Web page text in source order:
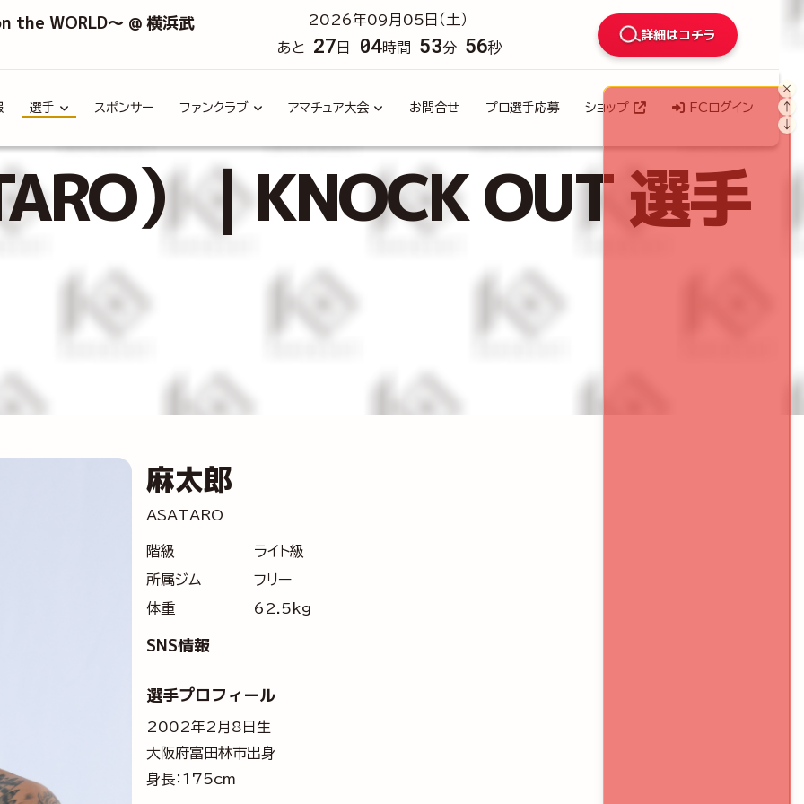
the WORLD～ @ 横浜武
2026年09月05日（土）
あと
27 日 04時間 53分 54秒
詳細はコチラ
選手 スポンサー ファンクラブ アマチュア大会 お問合せ プロ選手応募 ショップ FCログイン
）｜KNOCK OUT 選手
麻太郎
ASATARO
階級
ライト級
所属ジム
フリー
体重
62.5kg
SNS情報
選手プロフィール
2002年2月8日生
大阪府富田林市出身
身長：175cm
×
↑
↓